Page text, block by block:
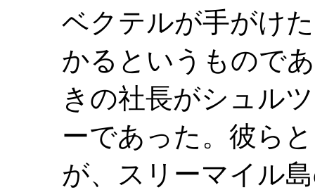
ベクテルが手がけ
かるというもので
きの社長がシュル
ーであった。彼ら
が、スリーマイル